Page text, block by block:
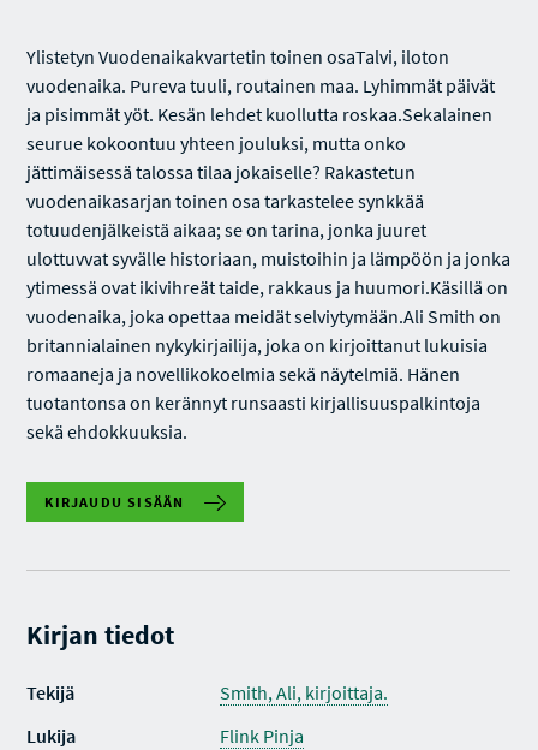
Ylistetyn Vuodenaikakvartetin toinen osaTalvi, iloton
vuodenaika. Pureva tuuli, routainen maa. Lyhimmät päivät
ja pisimmät yöt. Kesän lehdet kuollutta roskaa.Sekalainen
seurue kokoontuu yhteen jouluksi, mutta onko
jättimäisessä talossa tilaa jokaiselle? Rakastetun
vuodenaikasarjan toinen osa tarkastelee synkkää
totuudenjälkeistä aikaa; se on tarina, jonka juuret
ulottuvvat syvälle historiaan, muistoihin ja lämpöön ja jonka
ytimessä ovat ikivihreät taide, rakkaus ja huumori.Käsillä on
vuodenaika, joka opettaa meidät selviytymään.Ali Smith on
britannialainen nykykirjailija, joka on kirjoittanut lukuisia
romaaneja ja novellikokoelmia sekä näytelmiä. Hänen
tuotantonsa on kerännyt runsaasti kirjallisuuspalkintoja
sekä ehdokkuuksia.
KIRJAUDU SISÄÄN
Kirjan tiedot
Tekijä
Smith, Ali, kirjoittaja.
Lukija
Flink Pinja